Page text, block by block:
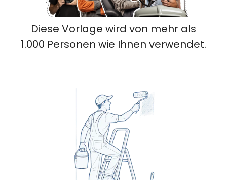
Diese Vorlage wird von mehr als
1.000 Personen wie Ihnen verwendet.